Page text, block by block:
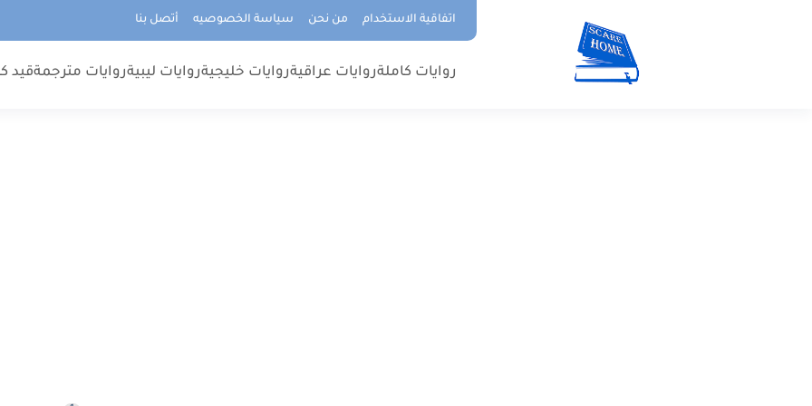
اتفاقية الاستخدام من نحن سياسة الخصوصيه أتصل بنا
روايات كاملةروايات عراقيةروايات خليجيةروايات ليبيةروايات مترجمةقيد